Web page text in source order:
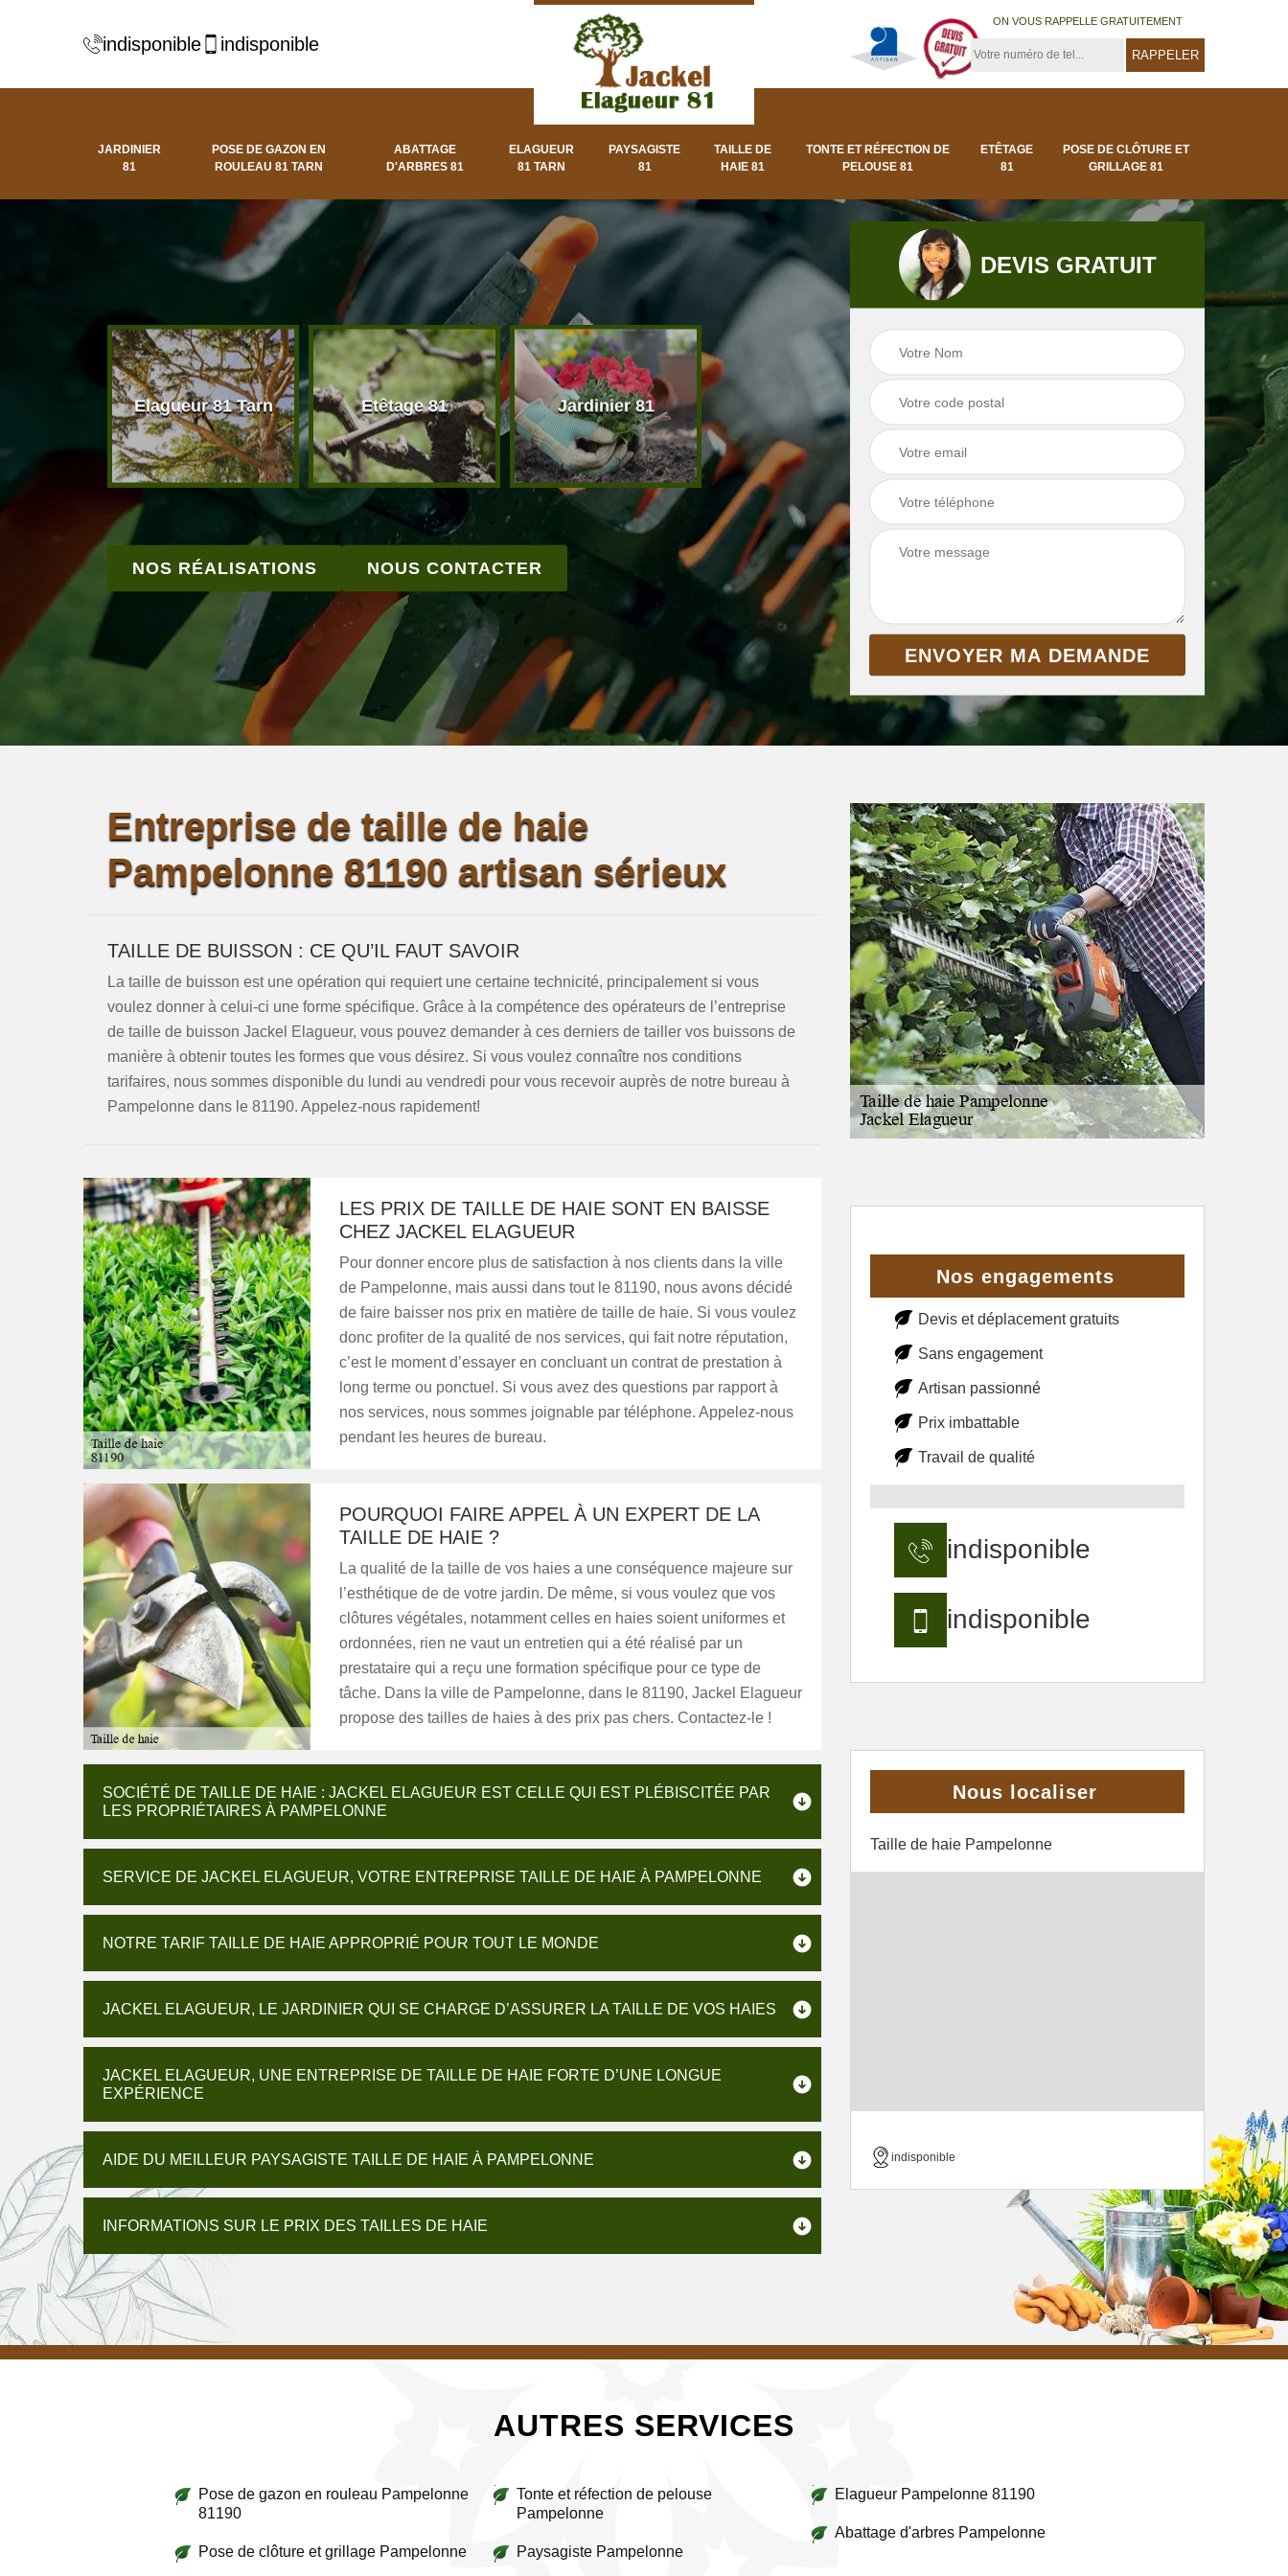
indisponible indisponible
ON VOUS RAPPELLE GRATUITEMENT
JARDINIER
81
POSE DE GAZON EN
ROULEAU 81 TARN
ABATTAGE
D'ARBRES 81
ELAGUEUR
81 TARN
PAYSAGISTE
81
TAILLE DE
HAIE 81
TONTE ET RÉFECTION DE
PELOUSE 81
ETÊTAGE
81
POSE DE CLÔTURE ET
GRILLAGE 81
Elagueur 81 Tarn Etêtage 81 Jardinier 81 Paysagiste 81
Pose de clôture et
grillage 81
Pose de gazon en
rouleau 81 Tarn
NOS RÉALISATIONS NOUS CONTACTER
DEVIS GRATUIT
Entreprise de taille de haie
Pampelonne 81190 artisan sérieux
TAILLE DE BUISSON : CE QU’IL FAUT SAVOIR
La taille de buisson est une opération qui requiert une certaine technicité, principalement si vous
voulez donner à celui-ci une forme spécifique. Grâce à la compétence des opérateurs de l’entreprise
de taille de buisson Jackel Elagueur, vous pouvez demander à ces derniers de tailler vos buissons de
manière à obtenir toutes les formes que vous désirez. Si vous voulez connaître nos conditions
tarifaires, nous sommes disponible du lundi au vendredi pour vous recevoir auprès de notre bureau à
Pampelonne dans le 81190. Appelez-nous rapidement!
LES PRIX DE TAILLE DE HAIE SONT EN BAISSE
CHEZ JACKEL ELAGUEUR
Pour donner encore plus de satisfaction à nos clients dans la ville
de Pampelonne, mais aussi dans tout le 81190, nous avons décidé
de faire baisser nos prix en matière de taille de haie. Si vous voulez
donc profiter de la qualité de nos services, qui fait notre réputation,
c’est le moment d’essayer en concluant un contrat de prestation à
long terme ou ponctuel. Si vous avez des questions par rapport à
nos services, nous sommes joignable par téléphone. Appelez-nous
pendant les heures de bureau.
POURQUOI FAIRE APPEL À UN EXPERT DE LA
TAILLE DE HAIE ?
La qualité de la taille de vos haies a une conséquence majeure sur
l’esthétique de de votre jardin. De même, si vous voulez que vos
clôtures végétales, notamment celles en haies soient uniformes et
ordonnées, rien ne vaut un entretien qui a été réalisé par un
prestataire qui a reçu une formation spécifique pour ce type de
tâche. Dans la ville de Pampelonne, dans le 81190, Jackel Elagueur
propose des tailles de haies à des prix pas chers. Contactez-le !
SOCIÉTÉ DE TAILLE DE HAIE : JACKEL ELAGUEUR EST CELLE QUI EST PLÉBISCITÉE PAR
LES PROPRIÉTAIRES À PAMPELONNE
SERVICE DE JACKEL ELAGUEUR, VOTRE ENTREPRISE TAILLE DE HAIE À PAMPELONNE
NOTRE TARIF TAILLE DE HAIE APPROPRIÉ POUR TOUT LE MONDE
JACKEL ELAGUEUR, LE JARDINIER QUI SE CHARGE D’ASSURER LA TAILLE DE VOS HAIES
JACKEL ELAGUEUR, UNE ENTREPRISE DE TAILLE DE HAIE FORTE D’UNE LONGUE
EXPÉRIENCE
AIDE DU MEILLEUR PAYSAGISTE TAILLE DE HAIE À PAMPELONNE
INFORMATIONS SUR LE PRIX DES TAILLES DE HAIE
Nos engagements
Devis et déplacement gratuits
Sans engagement
Artisan passionné
Prix imbattable
Travail de qualité
indisponible
indisponible
Nous localiser
Taille de haie Pampelonne
indisponible
AUTRES SERVICES
Pose de gazon en rouleau Pampelonne
81190
Pose de clôture et grillage Pampelonne
Tonte et réfection de pelouse
Pampelonne
Paysagiste Pampelonne
Elagueur Pampelonne 81190
Abattage d'arbres Pampelonne